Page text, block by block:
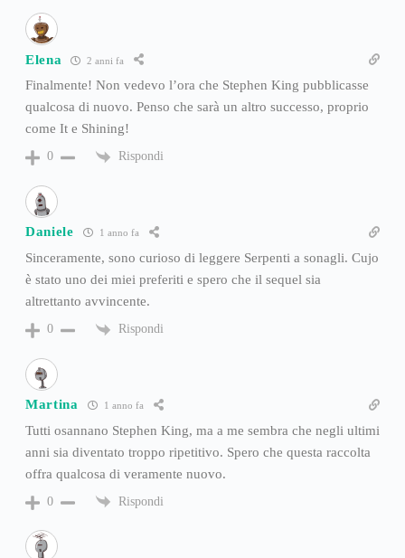
Elena 2 anni fa
Finalmente! Non vedevo l’ora che Stephen King pubblicasse
qualcosa di nuovo. Penso che sarà un altro successo, proprio
come It e Shining!
0 Rispondi
Daniele 1 anno fa
Sinceramente, sono curioso di leggere Serpenti a sonagli. Cujo
è stato uno dei miei preferiti e spero che il sequel sia
altrettanto avvincente.
0 Rispondi
Martina 1 anno fa
Tutti osannano Stephen King, ma a me sembra che negli ultimi
anni sia diventato troppo ripetitivo. Spero che questa raccolta
offra qualcosa di veramente nuovo.
0 Rispondi